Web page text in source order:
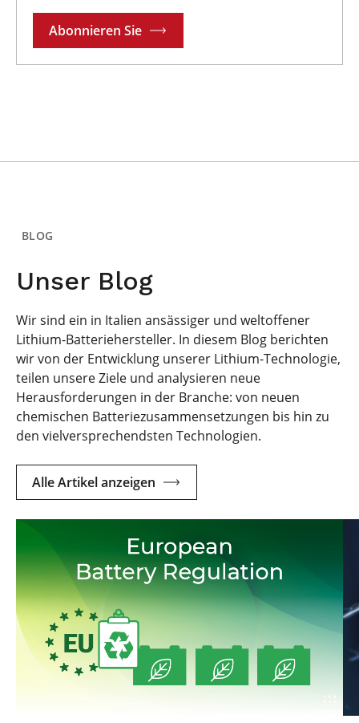
Abonnieren Sie
BLOG
Unser Blog
Wir sind ein in Italien ansässiger und weltoffener
Lithium-Batteriehersteller. In diesem Blog berichten
wir von der Entwicklung unserer Lithium-Technologie,
teilen unsere Ziele und analysieren neue
Herausforderungen in der Branche: von neuen
chemischen Batteriezusammensetzungen bis hin zu
den vielversprechendsten Technologien.
Alle Artikel anzeigen